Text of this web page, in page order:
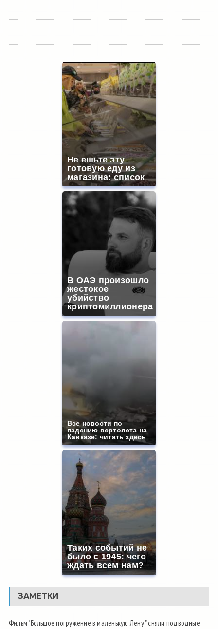
Не ешьте эту
готовую еду из
магазина: список
В ОАЭ произошло
жестокое
убийство
криптомиллионера
Все новости по
падению вертолета на
Кавказе: читать здесь
Таких событий не
было с 1945: чего
ждать всем нам?
ЗАМЕТКИ
Фильм "Большое погружение в маленькую Лену " сняли подводные